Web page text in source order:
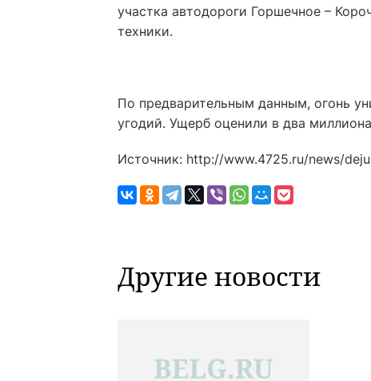
участка автодороги Горшечное –
техники.
По предварительным данным, огонь
угодий. Ущерб оценили в два
Источник: http://www.4725.ru/news/
Другие новости